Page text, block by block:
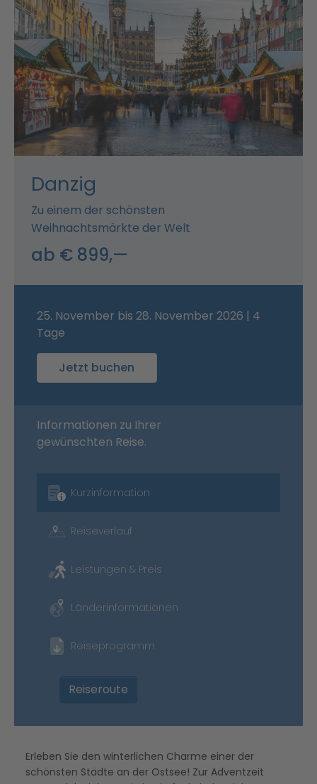
Danzig
Zu einem der schönsten
Weihnachtsmärkte der Welt
ab € 899,—
25. November bis 28. November 2026 | 4
Tage
Jetzt buchen
Informationen zu Ihrer
gewünschten Reise.
Kurzinformation
Reiseverlauf
Leistungen & Preis
Länderinformationen
Reiseprogramm
Reiseroute
Erleben Sie den winterlichen Charme einer der
schönsten Städte an der Ostsee! Zur Adventzeit